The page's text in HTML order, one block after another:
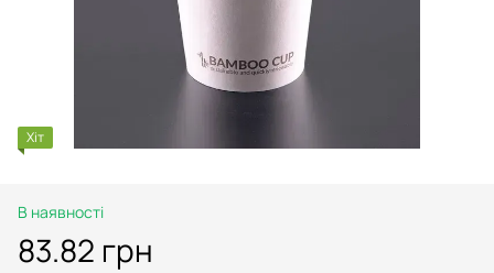
Хіт
В наявності
83.82 грн